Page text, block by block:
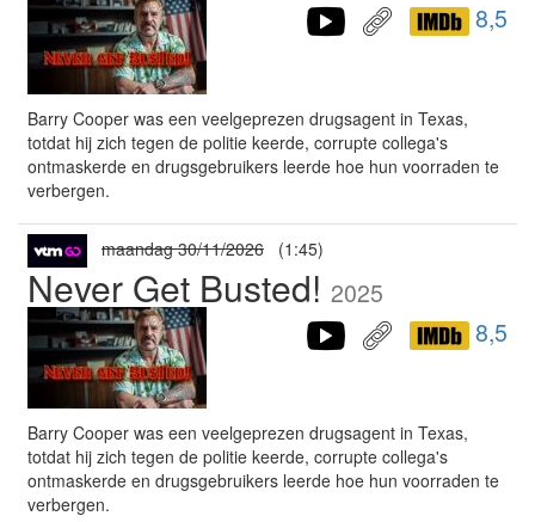
8,5
Barry Cooper was een veelgeprezen drugsagent in Texas,
totdat hij zich tegen de politie keerde, corrupte collega's
ontmaskerde en drugsgebruikers leerde hoe hun voorraden te
verbergen.
maandag 30/11/2026 (1:45)
Never Get Busted! 2025
8,5
Barry Cooper was een veelgeprezen drugsagent in Texas,
totdat hij zich tegen de politie keerde, corrupte collega's
ontmaskerde en drugsgebruikers leerde hoe hun voorraden te
verbergen.